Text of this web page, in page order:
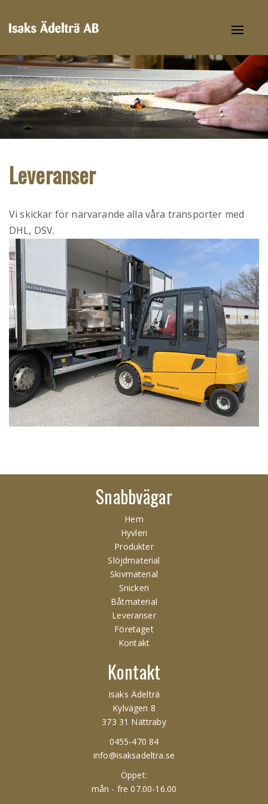
Leveranser
Vi skickar för närvarande alla våra transporter med
DHL, DSV.
Snabbvägar
Hem
Hyvleri
Produkter
Slöjdmaterial
Skivmaterial
Snickeri
Båtmaterial
Leveranser
Företaget
Kontakt
Kontakt
Isaks Ädelträ
Kylvägen 8
373 31 Nättraby
0455-470 84
info@isaksadeltra.se
Öppet:
mån - fre 07.00-16.00